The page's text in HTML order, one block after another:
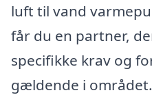
luft til vand
får du en partner,
specifikke krav og
gældende i